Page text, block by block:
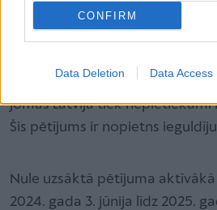
CONFIRM
Data Deletion Data Access
mēs kā vecāku organizācija
sajūta, ka daudzās ar
jomās Latvijā tiek nepietiekami
Šis pētījums ir nopietns
Nule uzsāktā pētījuma
2024. gada 3. jūnija līdz 2025.